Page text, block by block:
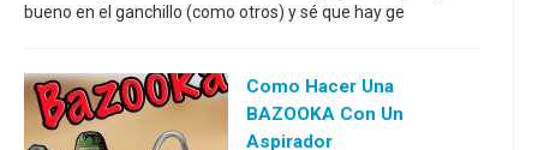
bueno en el ganchillo (como otros) y sé que hay ge
Como Hacer Una
BAZOOKA Con Un
Aspirador